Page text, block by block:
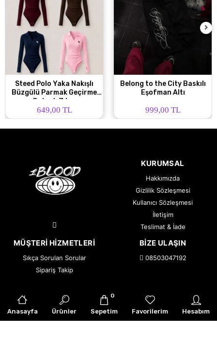
Steed Polo Yaka Nakışlı
Büzgülü Parmak Geçirme
Detaylı Zıbın
649,00 TL
Belong to the City Baskılı
Eşofman Altı
999,00 TL
KURUMSAL
Hakkımızda
Gizlilik Sözleşmesi
Kullanıcı Sözleşmesi
İletişim
Teslimat & İade
MÜŞTERI HIZMETLERI
Sıkça Sorulan Sorular
Sipariş Takip
BIZE ULAŞIN
08503047192
© 2026 1BLOOD — Tüm Hakları Saklıdır. | Armor Creative
Anasayfa Ürünler Sepetim
0
Favorilerim Hesabım